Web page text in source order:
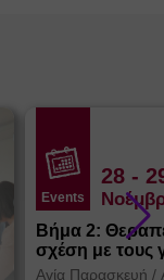
Events
28 -
Βήμα 2:
σχέση με τους
Αγία Παρασκευή /